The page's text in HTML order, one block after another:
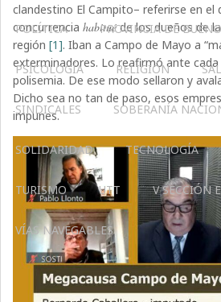
POLÍTICA PROVINCIA DE
PSICOLOGÍA RELIGIÓN
SINDICALES SOBERANÍA
SOLIDARIDAD TECNOLOGÍA
TURISMO UTT V SECCIÓN
VÍAS NAVEGABLES
clandestino El Campito– referirse en el
concurrenciahabituéde los dueños de
región[1]. Iban a Campo de Mayo a
exterminadores. Lo reafirmó ante
polisemia. De ese modo sellaron y
Dicho sea no tan de paso, esos
impunes.